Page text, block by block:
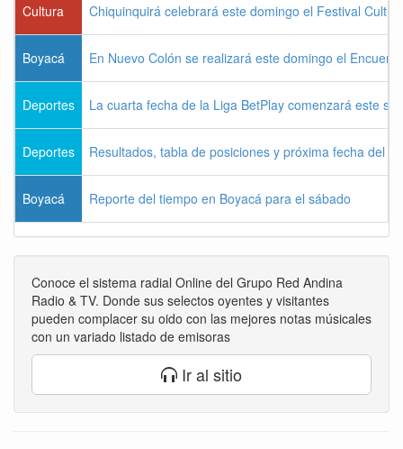
Cultura Chiquinquirá celebrará este domingo el Festival
Boyacá En Nuevo Colón se realizará este domingo el
Deportes La cuarta fecha de la Liga BetPlay comenzará este
Deportes Resultados, tabla de posiciones y próxima fecha del
Boyacá Reporte del tiempo en Boyacá para el sábado
Conoce el sistema radial Online del Grupo Red Andina
Radio & TV. Donde sus selectos oyentes y visitantes
pueden complacer su oido con las mejores notas músicales
con un variado listado de emisoras
Ir al sitio